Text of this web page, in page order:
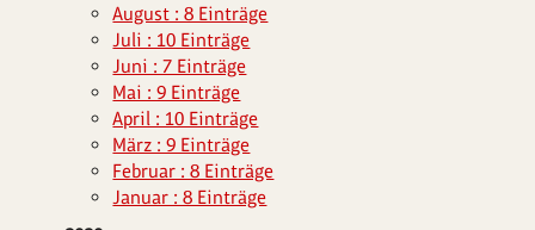
August : 8 Einträge
Juli : 10 Einträge
Juni : 7 Einträge
Mai : 9 Einträge
April : 10 Einträge
März : 9 Einträge
Februar : 8 Einträge
Januar : 8 Einträge